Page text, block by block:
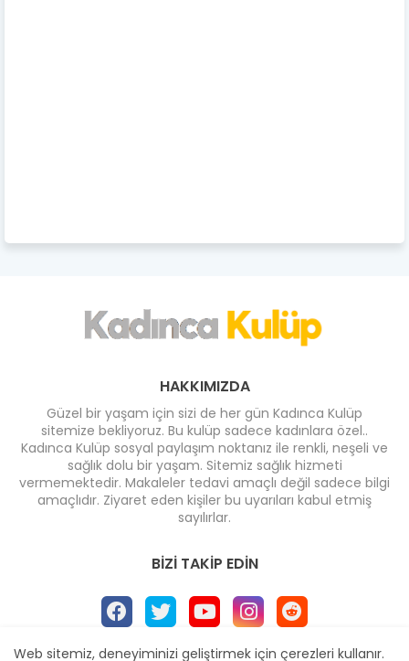
HAKKIMIZDA
Güzel bir yaşam için sizi de her gün Kadınca Kulüp
sitemize bekliyoruz. Bu kulüp sadece kadınlara özel..
Kadınca Kulüp sosyal paylaşım noktanız ile renkli, neşeli ve
sağlık dolu bir yaşam. Sitemiz sağlık hizmeti
vermemektedir. Makaleler tedavi amaçlı değil sadece bilgi
amaçlıdır. Ziyaret eden kişiler bu uyarıları kabul etmiş
sayılırlar.
BIZI TAKIP EDIN
Web sitemiz, deneyiminizi geliştirmek için çerezleri kullanır.